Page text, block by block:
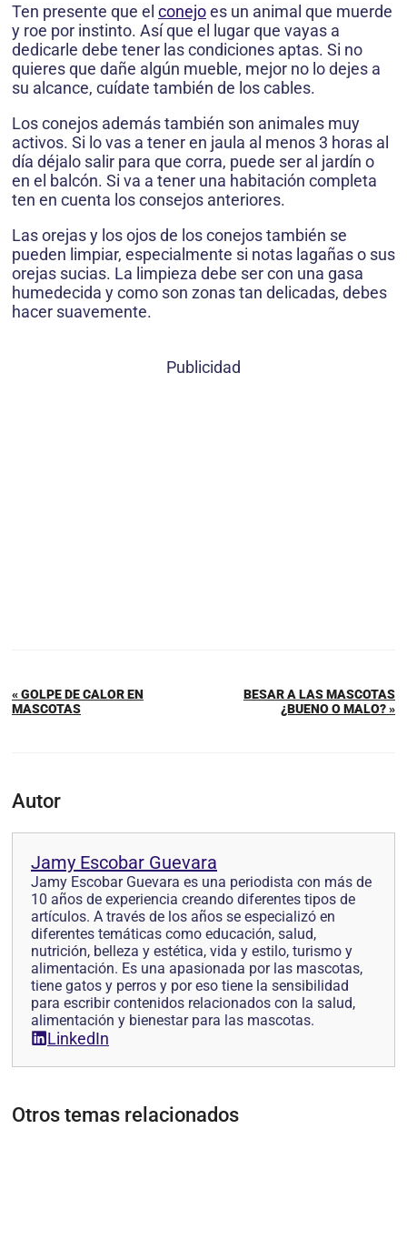
Ten presente que el conejoes un animal que muerde
y roe por instinto. Así que el lugar que vayas a
dedicarle debe tener las condiciones aptas. Si no
quieres que dañe algún mueble, mejor no lo dejes a
su alcance, cuídate también de los cables.
Los conejos además también son animales muy
activos. Si lo vas a tener en jaula al menos 3 horas al
día déjalo salir para que corra, puede ser al jardín o
en el balcón. Si va a tener una habitación completa
ten en cuenta los consejos anteriores.
Las orejas y los ojos de los conejos también se
pueden limpiar, especialmente si notas lagañas o sus
orejas sucias. La limpieza debe ser con una gasa
humedecida y como son zonas tan delicadas, debes
hacer suavemente.
Publicidad
« GOLPE DE CALOR EN
MASCOTAS
BESAR A LAS MASCOTAS
¿BUENO O MALO? »
Autor
Jamy Escobar Guevara
Jamy Escobar Guevara es una periodista con más de
10 años de experiencia creando diferentes tipos de
artículos. A través de los años se especializó en
diferentes temáticas como educación, salud,
nutrición, belleza y estética, vida y estilo, turismo y
alimentación. Es una apasionada por las mascotas,
tiene gatos y perros y por eso tiene la sensibilidad
para escribir contenidos relacionados con la salud,
alimentación y bienestar para las mascotas.
LinkedIn
Otros temas relacionados